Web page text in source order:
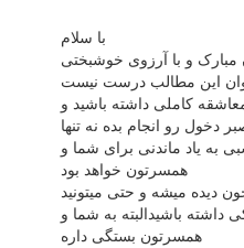
با سلام
مبارک و با آرزوی خوشبختی
کاملی داشته باشید و
دخول رو انجام بده نه تنها
به یاد ماندنی برای شما و
همسرتون خواهد بود
دیده میشه و حتی میتونید
داشته باشیدالبته به شما و
همسرتون بستگی داره